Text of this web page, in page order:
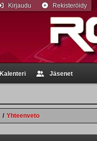
Kalenteri Jäsenet
Kirjaudu Rekisteröidy
/ Yhteenveto